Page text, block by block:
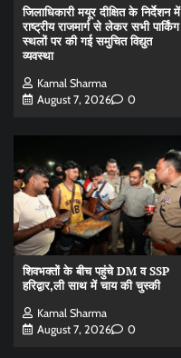
जिलाधिकारी मयूर दीक्षित के निर्देशन में
राष्ट्रीय राजमार्ग से लेकर सभी पार्किंग
स्थलों पर की गई समुचित विद्युत
व्यवस्था
Kamal Sharma
August 7, 2026
0
शिवभक्तों के बीच पहुंचे DM व SSP
हरिद्वार,ली साथ में चाय की चुस्की
Kamal Sharma
August 7, 2026
0